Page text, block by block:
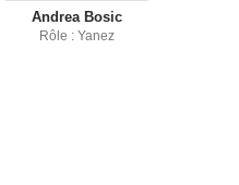
Andrea Bosic
Rôle : Yanez